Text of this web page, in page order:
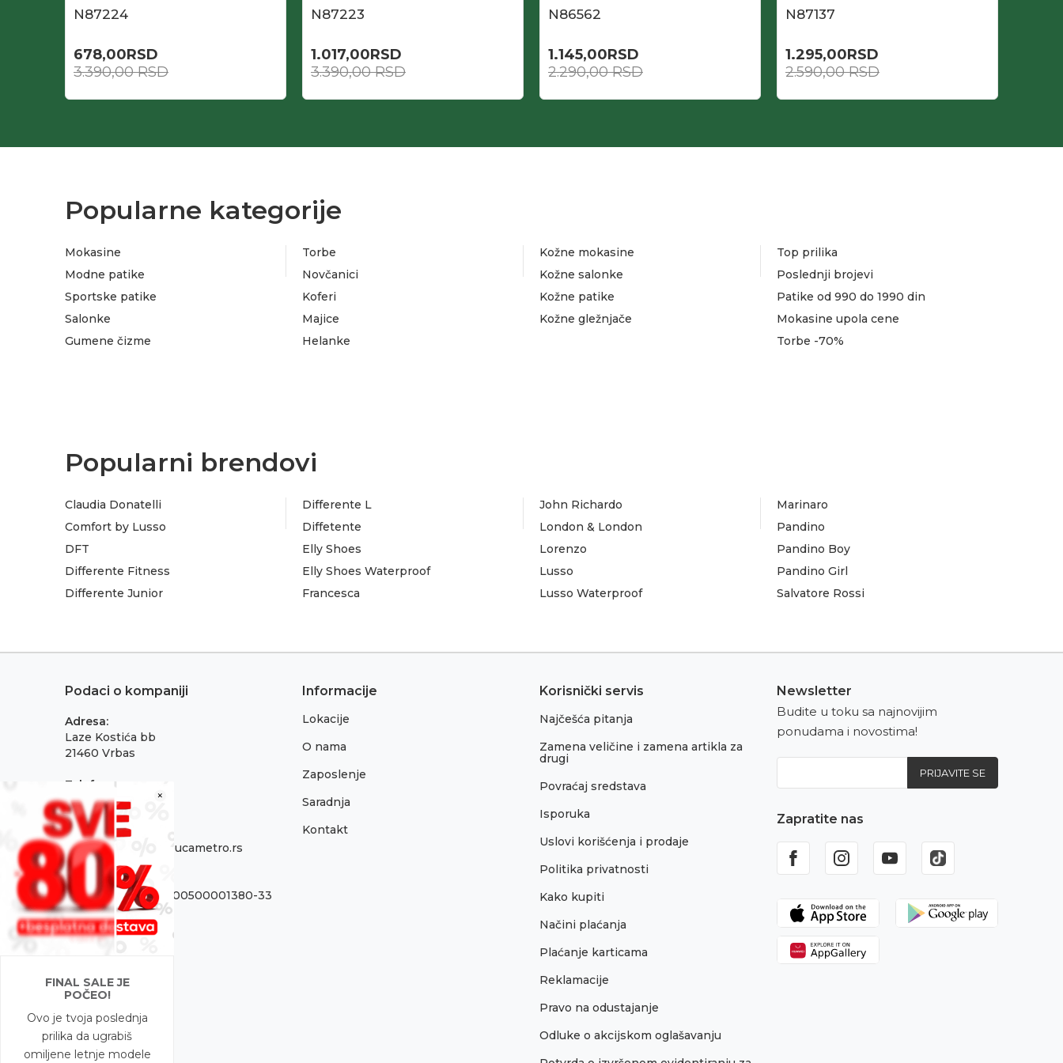
×
FINAL SALE JE
POČEO!
Ovo je tvoja poslednja
prilika da ugrabiš
omiljene letnje modele
N87224
678,00RSD
3.390,00RSD
N87223
1.017,00RSD
3.390,00RSD
N86562
1.145,00RSD
2.290,00RSD
N87137
1.295,00RSD
2.590,00RSD
Popularne kategorije
Mokasine
Modne patike
Sportske patike
Salonke
Gumene čizme
Torbe
Novčanici
Koferi
Majice
Helanke
Kožne mokasine
Kožne salonke
Kožne patike
Kožne gležnjače
Top prilika
Poslednji brojevi
Patike od 990 do 1990 din
Mokasine upola cene
Torbe -70%
Popularni brendovi
Claudia Donatelli
Comfort by Lusso
DFT
Differente Fitness
Differente Junior
Differente L
Diffetente
Elly Shoes
Elly Shoes Waterproof
Francesca
John Richardo
London & London
Lorenzo
Lusso
Lusso Waterproof
Marinaro
Pandino
Pandino Boy
Pandino Girl
Salvatore Rossi
Podaci o kompaniji
Adresa:
Laze Kostića bb
21460 Vrbas
Telefon:
021 795 3001
Email:
onlinepodrska@obucametro.rs
Račun:
OTP Banka 325-9500500001380-33
PIB:
100637224
08698856
Informacije
Lokacije
O nama
Zaposlenje
Saradnja
Kontakt
Korisnički servis
Najčešća pitanja
Zamena veličine i zamena artikla za
drugi
Povraćaj sredstava
Isporuka
Uslovi korišćenja i prodaje
Politika privatnosti
Kako kupiti
Načini plaćanja
Plaćanje karticama
Reklamacije
Pravo na odustajanje
Odluke o akcijskom oglašavanju
Newsletter
Budite u toku sa najnovijim
ponudama i novostima!
PRIJAVITE SE
Zapratite nas